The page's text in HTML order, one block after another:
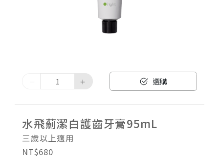
選購
水飛薊潔白護齒牙膏95mL
三歲以上適用
NT$680